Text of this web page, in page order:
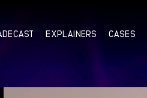
EXPLAINERS CASES